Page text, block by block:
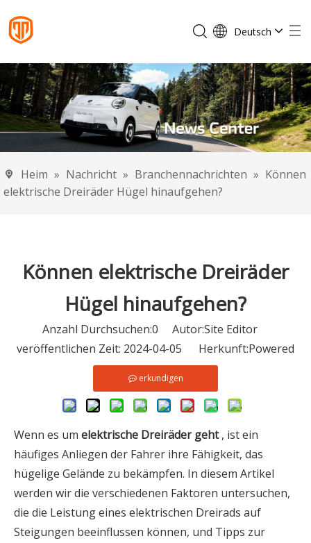
Deutsch
Français
Español
Português
Italiano
Heim » Nachricht » Branchennachrichten » Können
elektrische Dreiräder Hügel hinaufgehen?
Können elektrische Dreiräder
Hügel hinaufgehen?
Anzahl Durchsuchen:0 Autor:Site Editor
veröffentlichen Zeit: 2024-04-05 Herkunft:Powered
erkundigen
Wenn es um elektrische Dreiräder geht, ist ein
häufiges Anliegen der Fahrer ihre Fähigkeit, das
hügelige Gelände zu bekämpfen. In diesem Artikel
werden wir die verschiedenen Faktoren untersuchen,
die die Leistung eines elektrischen Dreirads auf
Steigungen beeinflussen können, und Tipps zur